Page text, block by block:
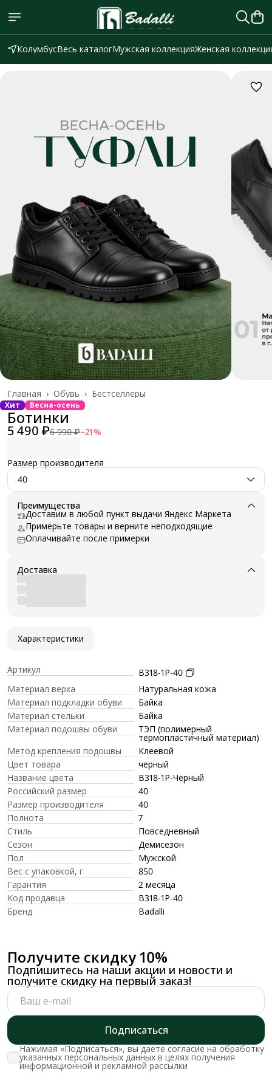
КолумбусВесь каталогМужская коллекцияЖенская
Бестселлеры
Обувь ›
Главная ›
Хит Весна-осень
Ботинки
5 490 ₽6 990 ₽−21%
Размер производителя
40
Преимущества
Доставим в любой пункт выдачи Яндекс Маркета
Примерьте товары и верните неподходящие
Оплачивайте после примерки
Доставка
Характеристики
Артикул
B318-1P-40
Материал верха
Натуральная кожа
Материал подкладки обуви
Байка
Материал стельки
Байка
Материал подошвы обуви
ТЭП (полимерный
термопластичный материал)
Метод крепления подошвы
Клеевой
Цвет товара
черный
Название цвета
B318-1P-Черный
Российский размер
40
Размер производителя
40
Полнота
7
Стиль
Повседневный
Сезон
Демисезон
Пол
Мужской
Вес с упаковкой, г
850
Гарантия
2 месяца
Код продавца
B318-1P-40
Бренд
Badalli
Получите скидку 10%
Подпишитесь на наши акции и новости и
получите скидку на первый заказ!
Подписаться
Нажимая «Подписаться», вы даете согласие на обработку
указанных персональных данных в целях получения
информационной и рекламной рассылки